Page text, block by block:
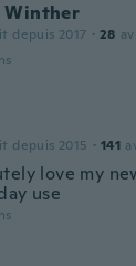
Winther
depuis 2017 · 28
depuis 2015 · 141
love my
use